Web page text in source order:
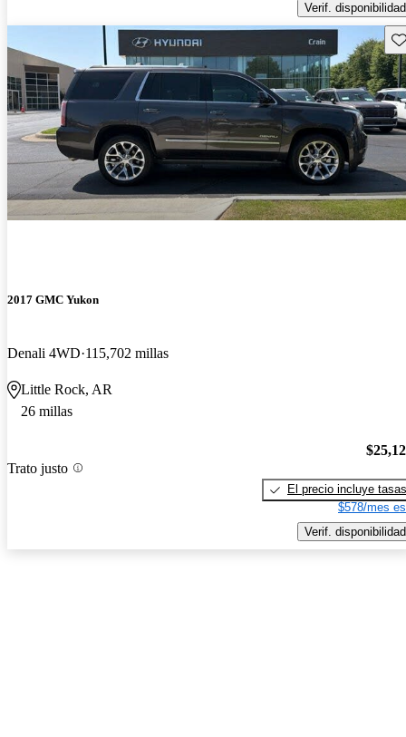
Verif. disponibilidad
2017 GMC Yukon
Denali 4WD 115,702 millas
Little Rock, AR
26 millas
Trato justo
El precio incluye tasas
$578/mes
Verif. disponibilidad